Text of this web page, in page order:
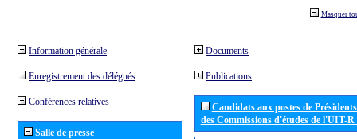
Masquer
Information générale
Enregistrement des délégués
Conférences relatives
Salle de presse
Documents
Publications
Candidats aux postes de
des Commissions d'études de l'UIT-